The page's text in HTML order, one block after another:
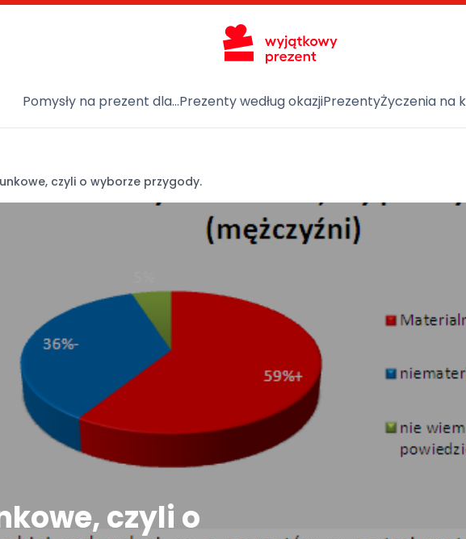
Pomysły na prezent dla…Prezenty według okazjiPrezentyŻyczenia na
czyli o wyborze przygody.
czyli o